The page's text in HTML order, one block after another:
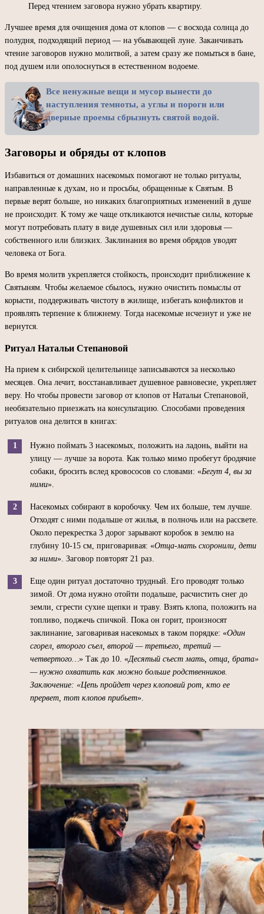
Перед чтением заговора нужно убрать квартиру.
Лучшее время для очищения дома от клопов — с восхода солнца до
полудня, подходящий период — на убывающей луне. Заканчивать
чтение заговоров нужно молитвой, а затем сразу же помыться в бане,
под душем или ополоснуться в естественном водоеме.
Все ненужные вещи и мусор вынести до
наступления темноты, а углы и пороги или
дверные проемы сбрызнуть святой водой.
Заговоры и обряды от клопов
Избавиться от домашних насекомых помогают не только ритуалы,
направленные к духам, но и просьбы, обращенные к Святым. В
первые верят больше, но никаких благоприятных изменений в душе
не происходит. К тому же чаще откликаются нечистые силы, которые
могут потребовать плату в виде душевных сил или здоровья —
собственного или близких. Заклинания во время обрядов уводят
человека от Бога.
Во время молитв укрепляется стойкость, происходит приближение к
Святыням. Чтобы желаемое сбылось, нужно очистить помыслы от
корысти, поддерживать чистоту в жилище, избегать конфликтов и
проявлять терпение к ближнему. Тогда насекомые исчезнут и уже не
вернутся.
Ритуал Натальи Степановой
На прием к сибирской целительнице записываются за несколько
месяцев. Она лечит, восстанавливает душевное равновесие, укрепляет
веру. Но чтобы провести заговор от клопов от Натальи Степановой,
необязательно приезжать на консультацию. Способами проведения
ритуалов она делится в книгах:
Нужно поймать 3 насекомых, положить на ладонь, выйти на
улицу — лучше за ворота. Как только мимо пробегут бродячие
собаки, бросить вслед кровососов со словами: «Бегут 4, вы за
ними».
Насекомых собирают в коробочку. Чем их больше, тем лучше.
Отходят с ними подальше от жилья, в полночь или на рассвете.
Около перекрестка 3 дорог зарывают коробок в землю на
глубину 10-15 см, приговаривая: «Отца-мать схоронили, дети
за ними». Заговор повторят 21 раз.
Еще один ритуал достаточно трудный. Его проводят только
зимой. От дома нужно отойти подальше, расчистить снег до
земли, сгрести сухие щепки и траву. Взять клопа, положить на
топливо, поджечь спичкой. Пока он горит, произносят
заклинание, заговаривая насекомых в таком порядке: «Один
сгорел, второго съел, второй — третьего, третий —
четвертого… » Так до 10. «Десятый съест мать, отца, брата»
— нужно охватить как можно больше родственников.
Заключение: «Цепь пройдет через клоповий рот, кто ее
прервет, тот клопов прибьет».